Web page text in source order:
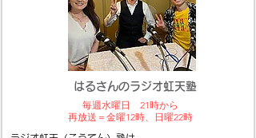
​ はるさんのラジオ虹天塾
毎週水曜日 21時から
​再放送＝金曜12時、日曜22時